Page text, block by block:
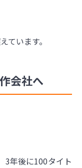
ています。
会社へ
3年後に100タイト